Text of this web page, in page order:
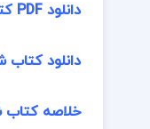
دانلود PDF کتاب شاه اسماعیل صفوی مرشد سرخ کلاهان
دانلود
خلاصه کتاب